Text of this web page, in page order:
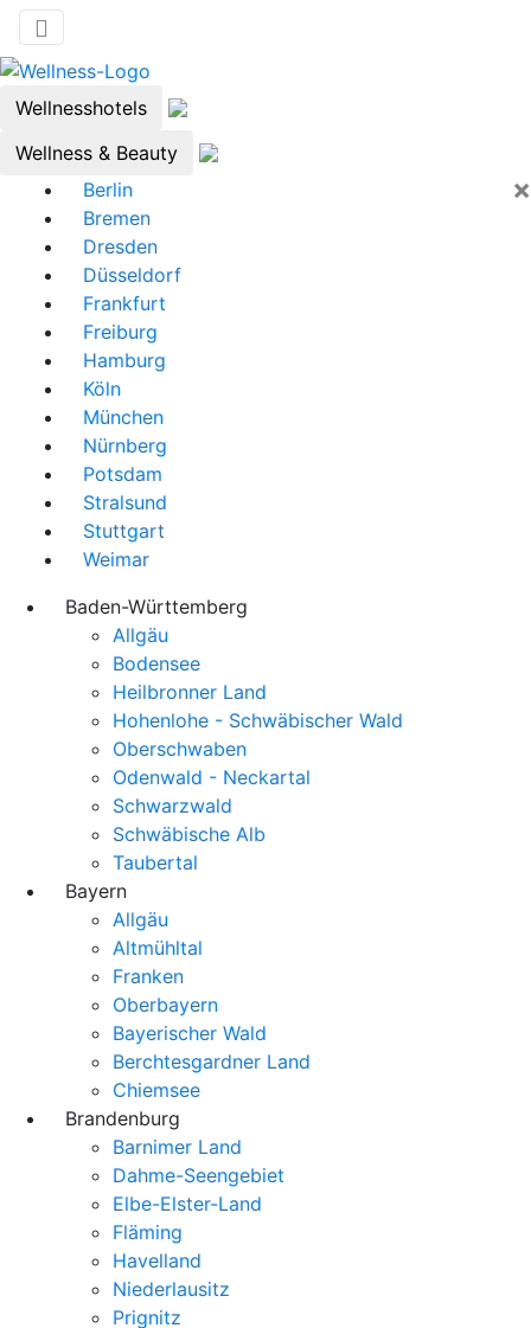
Wellnesshotels
Wellness & Beauty
×
Berlin
Bremen
Dresden
Düsseldorf
Frankfurt
Freiburg
Hamburg
Köln
München
Nürnberg
Potsdam
Stralsund
Stuttgart
Weimar
Baden-Württemberg
Allgäu
Bodensee
Heilbronner Land
Hohenlohe - Schwäbischer Wald
Oberschwaben
Odenwald - Neckartal
Schwarzwald
Schwäbische Alb
Taubertal
Bayern
Allgäu
Altmühltal
Franken
Oberbayern
Bayerischer Wald
Berchtesgardner Land
Chiemsee
Brandenburg
Barnimer Land
Dahme-Seengebiet
Elbe-Elster-Land
Fläming
Havelland
Niederlausitz
Prignitz